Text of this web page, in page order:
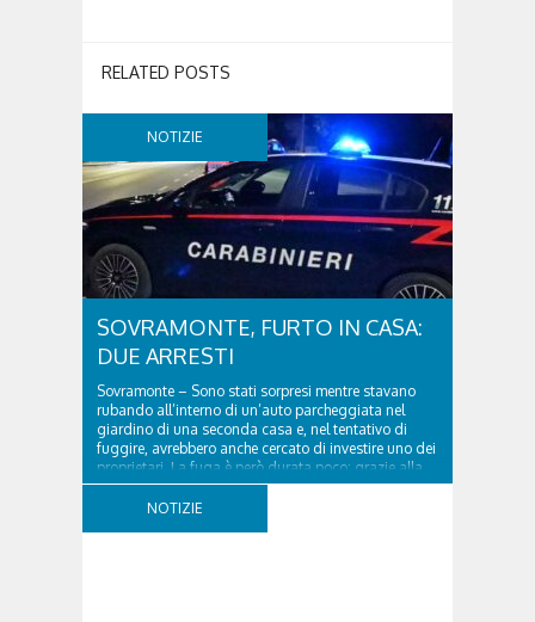
RELATED POSTS
NOTIZIE
SOVRAMONTE, FURTO IN CASA:
DUE ARRESTI
Sovramonte – Sono stati sorpresi mentre stavano
rubando all’interno di un’auto parcheggiata nel
giardino di una seconda casa e, nel tentativo di
fuggire, avrebbero anche cercato di investire uno dei
proprietari. La fuga è però durata poco: grazie alla
tempestiva chiamata al 112 e all’intervento...
NOTIZIE